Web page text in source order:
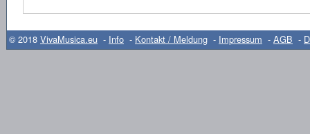
© 2018 VivaMusica.eu - Info - Kontakt / Meldung - Impressum - AGB -